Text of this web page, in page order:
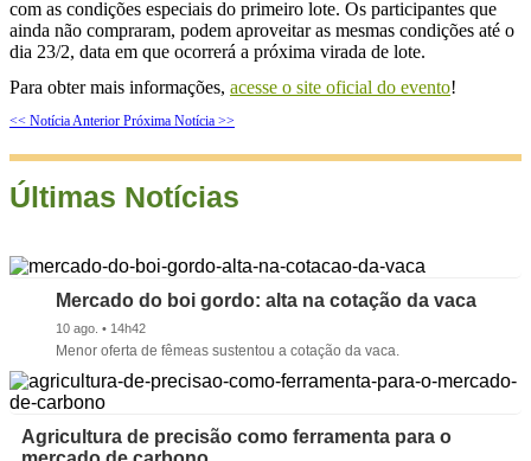
com as condições especiais do primeiro lote. Os participantes que
ainda não compraram, podem aproveitar as mesmas condições até o
dia 23/2, data em que ocorrerá a próxima virada de lote.
Para obter mais informações, acesse o site oficial do evento!
<< Notícia Anterior Próxima Notícia >>
Últimas Notícias
Mercado do boi gordo: alta na cotação da vaca
10 ago. • 14h42
Menor oferta de fêmeas sustentou a cotação da vaca.
Agricultura de precisão como ferramenta para o